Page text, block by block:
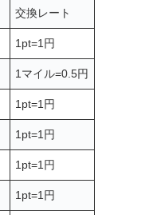
交換レート
1pt=1円
1マイル=0.5円
1pt=1円
1pt=1円
1pt=1円
1pt=1円